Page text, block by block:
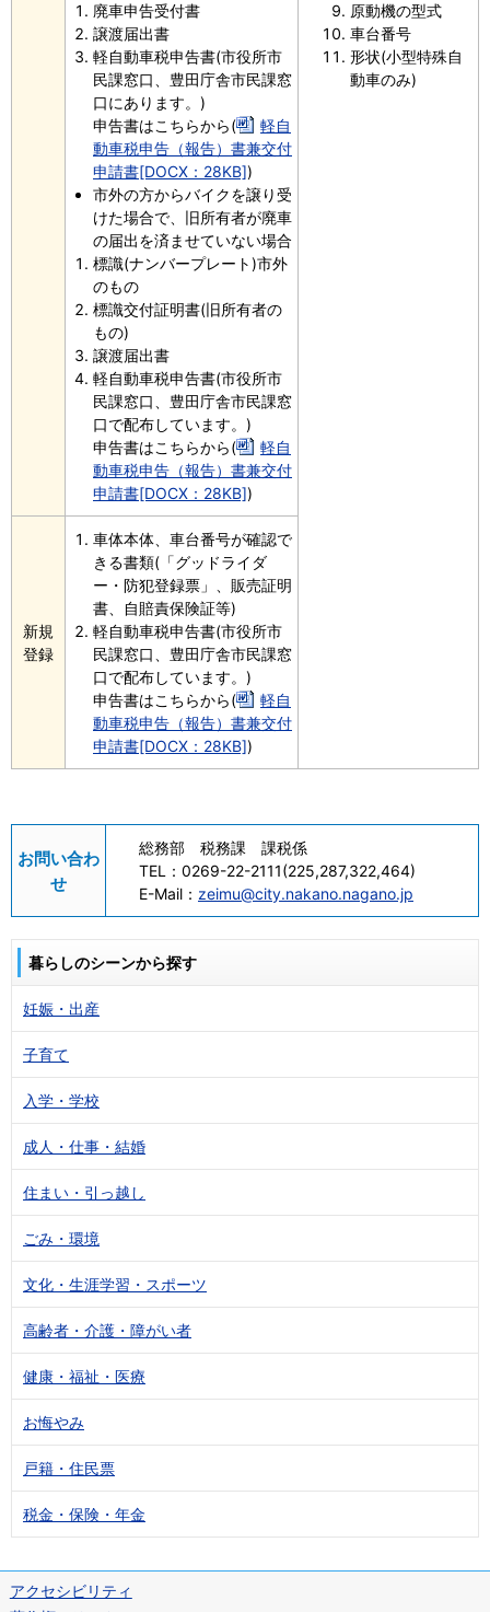
原動機の型式
車台番号
形状(小型特殊自
動車のみ)
廃車申告受付書
譲渡届出書
軽自動車税申告書(市役所市
民課窓口、豊田庁舎市民課窓
口にあります。)
申告書はこちらから(
軽自
動車税申告（報告）書兼交付
申請書[DOCX：28KB])
市外の方からバイクを譲り受
けた場合で、旧所有者が廃車
の届出を済ませていない場合
標識(ナンバープレート)市外
のもの
標識交付証明書(旧所有者の
もの)
譲渡届出書
軽自動車税申告書(市役所市
民課窓口、豊田庁舎市民課窓
口で配布しています。)
申告書はこちらから(
軽自
動車税申告（報告）書兼交付
申請書[DOCX：28KB])
新規
登録
車体本体、車台番号が確認で
きる書類(「グッドライダ
ー・防犯登録票」、販売証明
書、自賠責保険証等)
軽自動車税申告書(市役所市
民課窓口、豊田庁舎市民課窓
口で配布しています。)
申告書はこちらから(
軽自
動車税申告（報告）書兼交付
申請書[DOCX：28KB])
お問い合わ
せ
総務部 税務課 課税係
TEL： 0269-22-2111(225,287,322,464)
E-Mail： zeimu@city.nakano.nagano.jp
暮らしのシーンから探す
妊娠・出産
子育て
入学・学校
成人・仕事・結婚
住まい・引っ越し
ごみ・環境
文化・生涯学習・スポーツ
高齢者・介護・障がい者
健康・福祉・医療
お悔やみ
戸籍・住民票
税金・保険・年金
アクセシビリティ